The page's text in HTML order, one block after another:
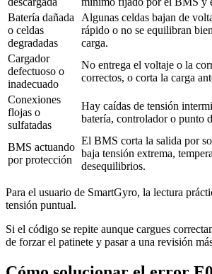
Batería dañada
o celdas
degradadas
Algunas celdas bajan de
rápido o no se equilibran
carga.
Cargador
defectuoso o
inadecuado
No entrega el voltaje o la
correctos, o corta la carga
Conexiones
flojas o
sulfatadas
Hay caídas de tensión
batería, controlador o punto
BMS actuando
por protección
El BMS corta la salida por
baja tensión extrema,
desequilibrios.
Para el usuario de SmartGyro, la lectura
tensión puntual.
Si el código se repite aunque cargues
de forzar el patinete y pasar a una revisión